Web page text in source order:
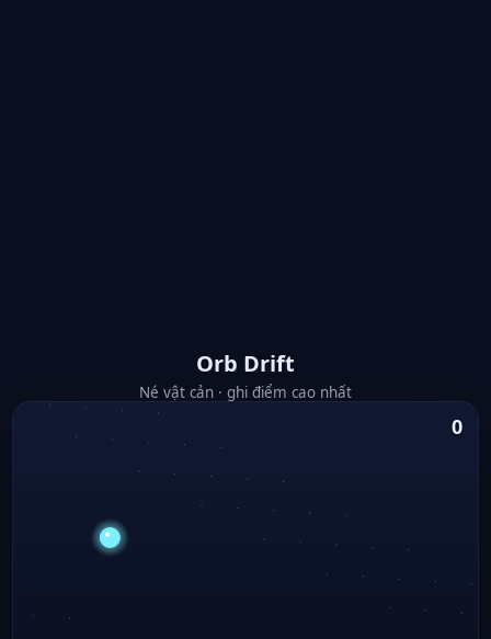
Orb Drift
Né vật cản · ghi điểm cao nhất
0